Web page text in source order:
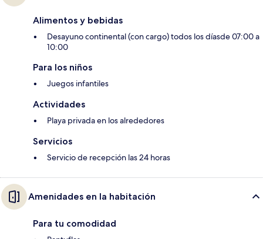
Alimentos y bebidas
Desayuno continental (con cargo) todos los díasde 07:00 a
10:00
Para los niños
Juegos infantiles
Actividades
Playa privada en los alrededores
Servicios
Servicio de recepción las 24 horas
Amenidades en la habitación
Para tu comodidad